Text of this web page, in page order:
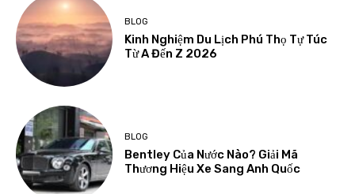
BLOG
Kinh Nghiệm Du Lịch Phú Thọ Tự Túc
Từ A Đến Z 2026
BLOG
Bentley Của Nước Nào? Giải Mã
Thương Hiệu Xe Sang Anh Quốc